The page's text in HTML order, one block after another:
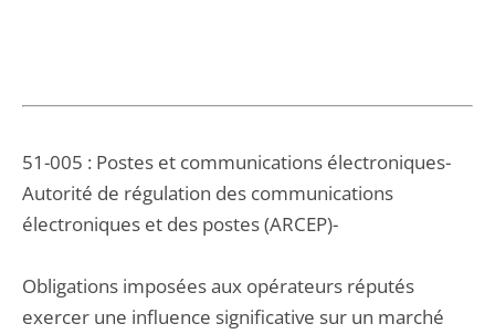
51-005 : Postes et communications électroniques-
Autorité de régulation des communications
électroniques et des postes (ARCEP)-
Obligations imposées aux opérateurs réputés
exercer une influence significative sur un marché